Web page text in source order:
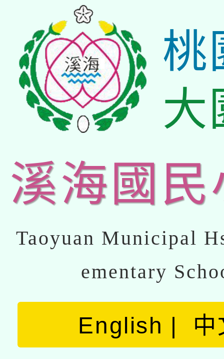
桃
大
溪海國民
Taoyuan Municipal
ementary
English 中